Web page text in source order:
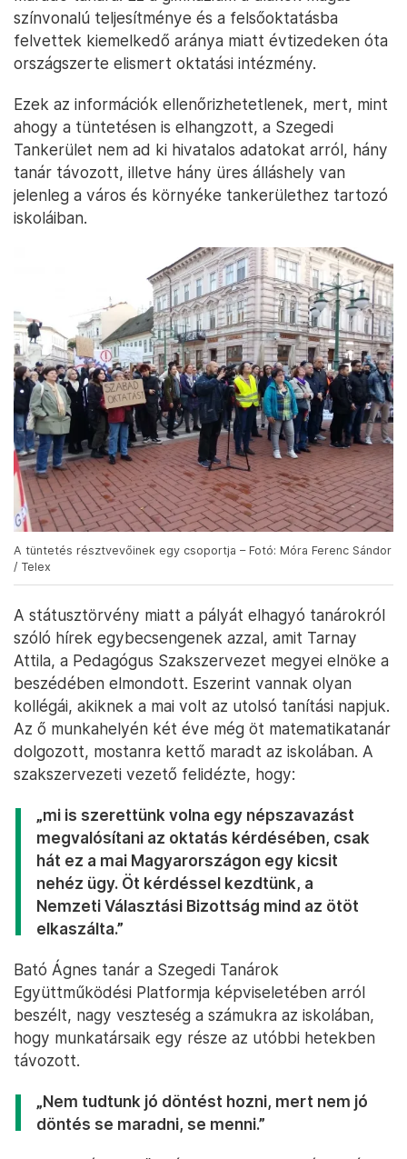
színvonalú teljesítménye és a felsőoktatásba
felvettek kiemelkedő aránya miatt évtizedeken óta
országszerte elismert oktatási intézmény.
Ezek az információk ellenőrizhetetlenek, mert, mint
ahogy a tüntetésen is elhangzott, a Szegedi
Tankerület nem ad ki hivatalos adatokat arról, hány
tanár távozott, illetve hány üres álláshely van
jelenleg a város és környéke tankerülethez tartozó
iskoláiban.
A tüntetés résztvevőinek egy csoportja – Fotó: Móra Ferenc Sándor
/ Telex
A státusztörvény miatt a pályát elhagyó tanárokról
szóló hírek egybecsengenek azzal, amit Tarnay
Attila, a Pedagógus Szakszervezet megyei elnöke a
beszédében elmondott. Eszerint vannak olyan
kollégái, akiknek a mai volt az utolsó tanítási napjuk.
Az ő munkahelyén két éve még öt matematikatanár
dolgozott, mostanra kettő maradt az iskolában. A
szakszervezeti vezető felidézte, hogy:
„mi is szerettünk volna egy népszavazást
megvalósítani az oktatás kérdésében, csak
hát ez a mai Magyarországon egy kicsit
nehéz ügy. Öt kérdéssel kezdtünk, a
Nemzeti Választási Bizottság mind az ötöt
elkaszálta.”
Bató Ágnes tanár a Szegedi Tanárok
Együttműködési Platformja képviseletében arról
beszélt, nagy veszteség a számukra az iskolában,
hogy munkatársaik egy része az utóbbi hetekben
távozott.
„Nem tudtunk jó döntést hozni, mert nem jó
döntés se maradni, se menni.”